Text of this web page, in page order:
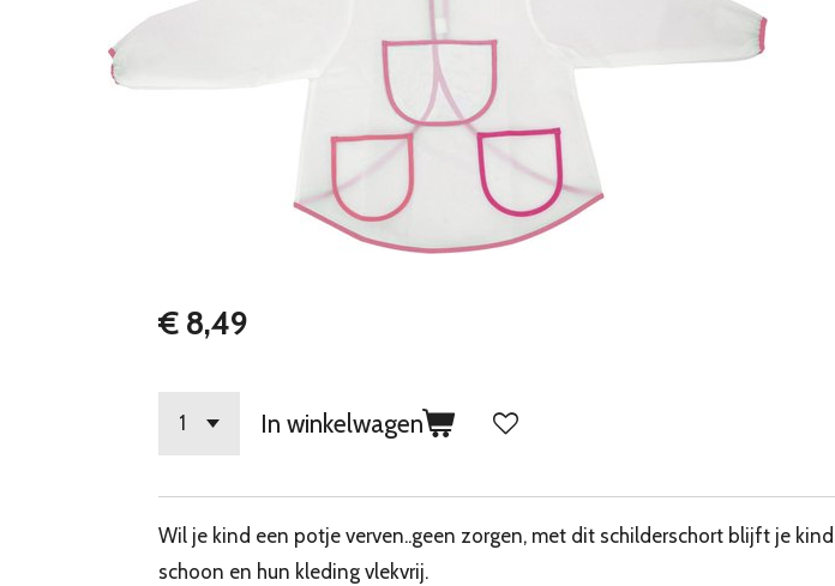
€ 8,49
In winkelwagen
Wil je kind een potje verven..geen zorgen, met dit schilderschort blijft je kind
schoon en hun kleding vlekvrij.